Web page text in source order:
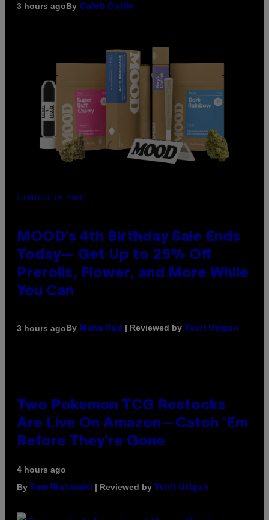
3 hours agoBy Caleb Catlin
COURTESY OF MOOD
MOOD’s 4th Birthday Sale Ends
Today— Get Up to 25% Off
Prerolls, Flower, and More While
You Can
3 hours agoBy Maha Haq | Reviewed by Ysolt Usigan
Two Pokemon TCG Restocks
Are Live On Amazon—Catch ‘Em
Before They’re Gone
4 hours ago
By Sam Watanuki | Reviewed by Ysolt Usigan